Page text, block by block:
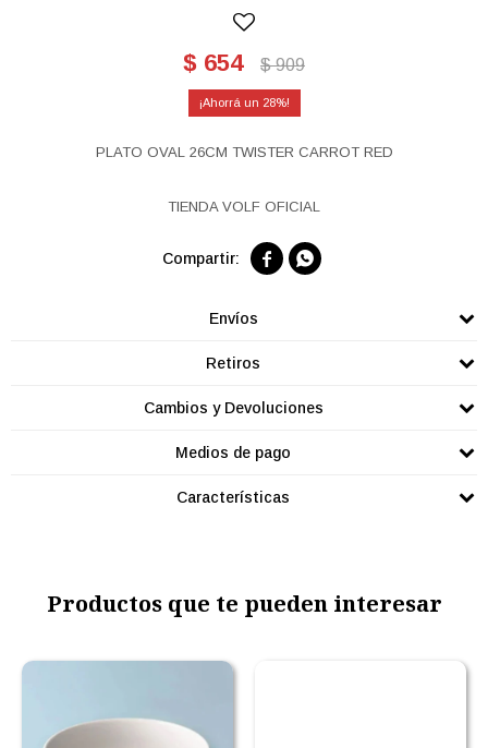
$ 654 $ 909
28
PLATO OVAL 26CM TWISTER CARROT RED
TIENDA VOLF OFICIAL
 
Envíos
Retiros
Cambios y Devoluciones
Medios de pago
Características
Productos que te pueden interesar